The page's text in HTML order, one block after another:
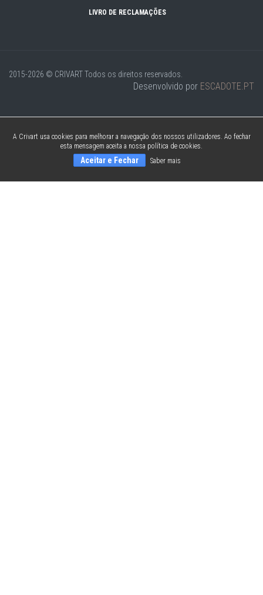
LIVRO DE RECLAMAÇÕES
2015-2026 © CRIVARTTodos os direitos reservados.
Desenvolvido por ESCADOTE.PT
A Crivart usa cookies para melhorar a navegação dos nossos utilizadores. Ao fechar
esta mensagem aceita a nossa política de cookies.
Aceitar e Fechar Saber mais